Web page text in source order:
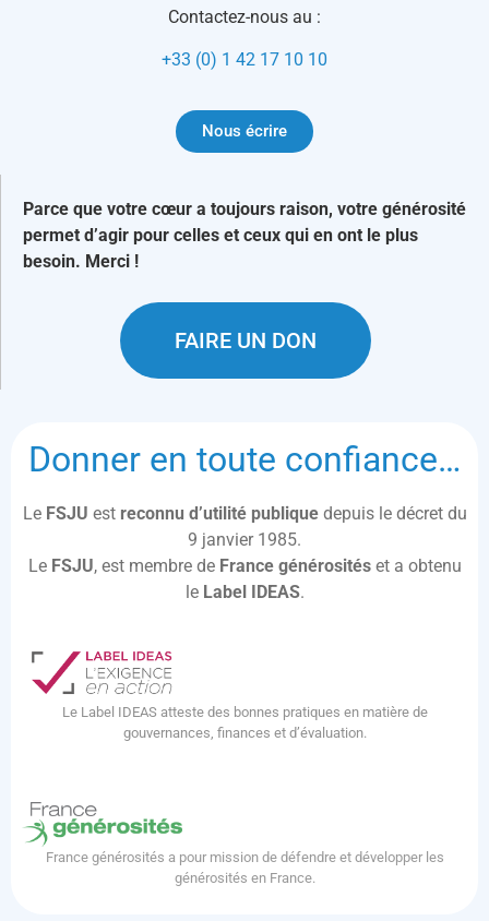
Contactez-nous au :
+33 (0) 1 42 17 10 10
Nous écrire
Parce que votre cœur a toujours raison, votre générosité
permet d’agir pour celles et ceux qui en ont le plus
besoin. Merci !
FAIRE UN DON
Donner en toute confiance…
Le FSJU est reconnu d’utilité publique depuis le décret du
9 janvier 1985.
Le FSJU, est membre de France générositéset a obtenu
le Label IDEAS.
Le Label IDEAS atteste des bonnes pratiques en matière de
gouvernances, finances et d’évaluation.
France générosités a pour mission de défendre et développer les
générosités en France.